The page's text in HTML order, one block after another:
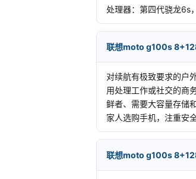
处理器：第四代骁龙6s
联想moto g100s
对续航有极致要求的户
用处理工作或社交的商
鲜者、需要大容量存储
家人选购手机，注重安
联想moto g100s